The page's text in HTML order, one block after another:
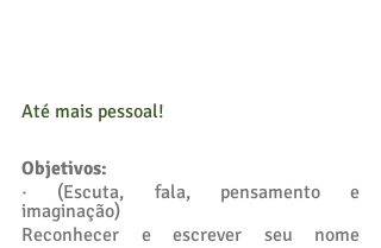
Até mais pessoal!
Objetivos:
· (Escuta, fala, pensamento e
imaginação)
Reconhecer e escrever seu nome